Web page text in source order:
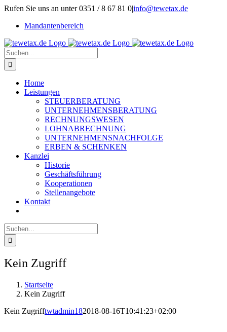
Zum
springen
Rufen Sie uns an unter 0351 / 8 67 81 0|info@tewetax.de
Mandantenbereich
Suche
nach:
Home
Leistungen
STEUERBERATUNG
UNTERNEHMENSBERATUNG
RECHNUNGSWESEN
LOHNABRECHNUNG
UNTERNEHMENSNACHFOLGE
ERBEN & SCHENKEN
Kanzlei
Historie
Geschäftsführung
Kooperationen
Stellenangebote
Kontakt
Suche
nach:
Kein Zugriff
Startseite
Kein Zugriff
Kein Zugrifftwtadmin182018-08-16T10:41:23+02:00